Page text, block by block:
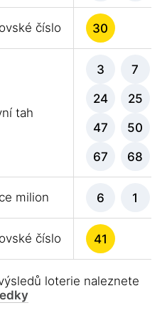
číslo 30
tah
3 7
24 25
47 50
67 68
milion 6 1
číslo 41
loterie naleznete